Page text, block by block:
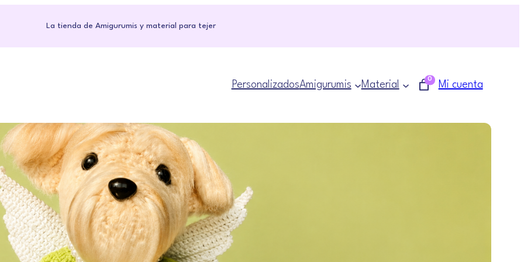
La tienda de Amigurumis y material para tejer
PersonalizadosAmigurumis Material
0
Mi cuenta